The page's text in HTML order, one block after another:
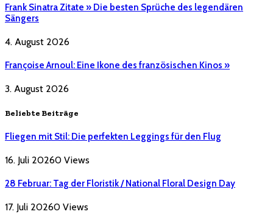
Frank Sinatra Zitate » Die besten Sprüche des legendären
Sängers
4. August 2026
Françoise Arnoul: Eine Ikone des französischen Kinos »
3. August 2026
Beliebte Beiträge
Fliegen mit Stil: Die perfekten Leggings für den Flug
16. Juli 20260 Views
28 Februar: Tag der Floristik / National Floral Design Day
17. Juli 20260 Views